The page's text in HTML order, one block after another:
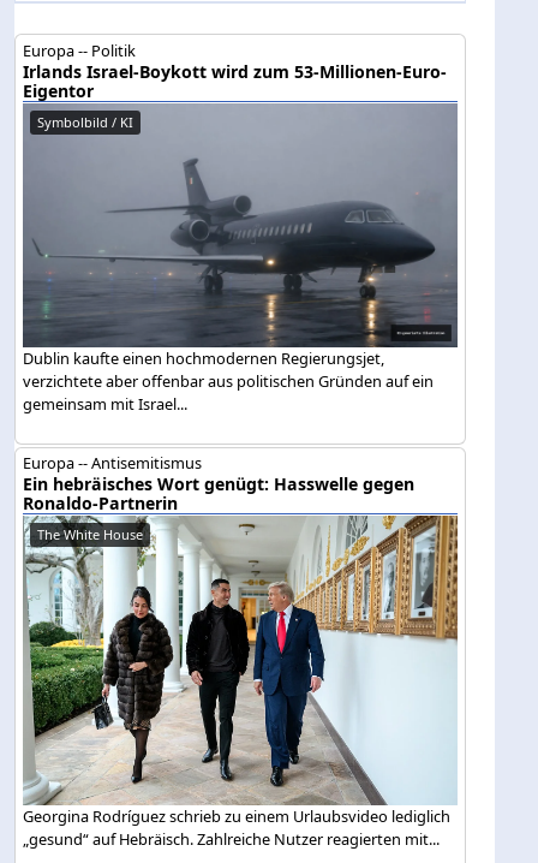
Europa -- Politik
Irlands Israel-Boykott wird zum 53-Millionen-Euro-
Eigentor
Symbolbild / KI
Dublin kaufte einen hochmodernen Regierungsjet,
verzichtete aber offenbar aus politischen Gründen auf ein
gemeinsam mit Israel...
Europa -- Antisemitismus
Ein hebräisches Wort genügt: Hasswelle gegen
Ronaldo-Partnerin
The White House
Georgina Rodríguez schrieb zu einem Urlaubsvideo lediglich
„gesund“ auf Hebräisch. Zahlreiche Nutzer reagierten mit...